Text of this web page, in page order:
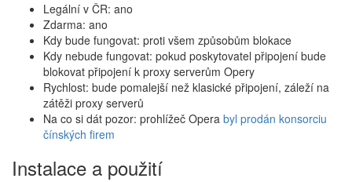
Legální v ČR: ano
Zdarma: ano
Kdy bude fungovat: proti všem způsobům blokace
Kdy nebude fungovat: pokud poskytovatel připojení bude
blokovat připojení k proxy serverům Opery
Rychlost: bude pomalejší než klasické připojení, záleží na
zátěži proxy serverů
Na co si dát pozor: prohlížeč Opera byl prodán konsorciu
čínských firem
Instalace a použití